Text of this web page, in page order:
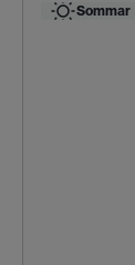
Sommar